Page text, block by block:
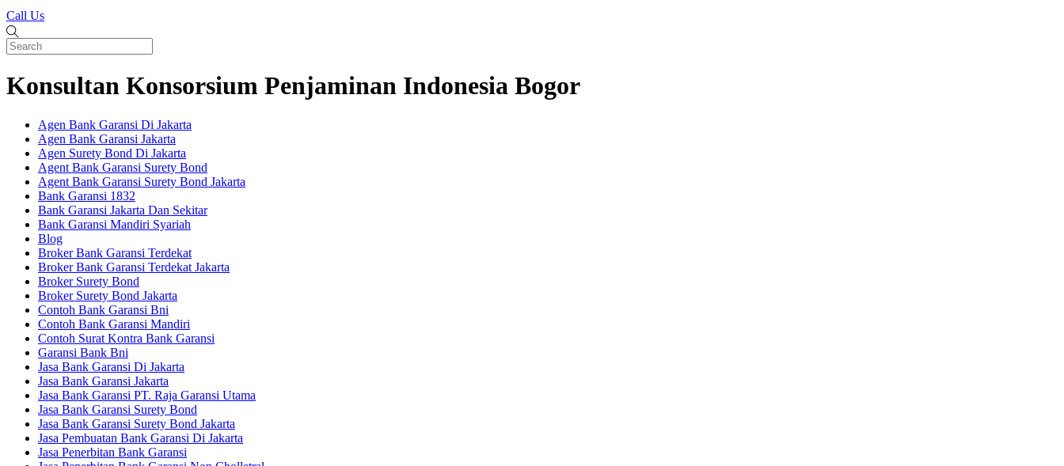
Call Us
Konsultan Konsorsium Penjaminan Indonesia Bogor
Agen Bank Garansi Di Jakarta
Agen Bank Garansi Jakarta
Agen Surety Bond Di Jakarta
Agent Bank Garansi Surety Bond
Agent Bank Garansi Surety Bond Jakarta
Bank Garansi 1832
Bank Garansi Jakarta Dan Sekitar
Bank Garansi Mandiri Syariah
Blog
Broker Bank Garansi Terdekat
Broker Bank Garansi Terdekat Jakarta
Broker Surety Bond
Broker Surety Bond Jakarta
Contoh Bank Garansi Bni
Contoh Bank Garansi Mandiri
Contoh Surat Kontra Bank Garansi
Garansi Bank Bni
Jasa Bank Garansi Di Jakarta
Jasa Bank Garansi Jakarta
Jasa Bank Garansi PT. Raja Garansi Utama
Jasa Bank Garansi Surety Bond
Jasa Bank Garansi Surety Bond Jakarta
Jasa Pembuatan Bank Garansi Di Jakarta
Jasa Penerbitan Bank Garansi